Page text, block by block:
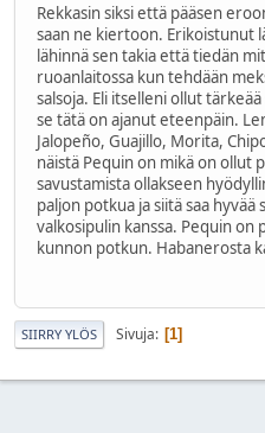
Rekkasin siksi että pääsen
saan ne kiertoon. Erikoistunut
lähinnä sen takia että tiedän
ruoanlaitossa kun tehdään
salsoja. Eli itselleni ollut
se tätä on ajanut eteenpäin.
Jalopeño, Guajillo, Morita,
näistä Pequin on mikä on ollut
savustamista ollakseen
paljon potkua ja siitä saa hyvää
valkosipulin kanssa. Pequin on
kunnon potkun. Habanerosta
SIIRRY YLÖS Sivuja 1